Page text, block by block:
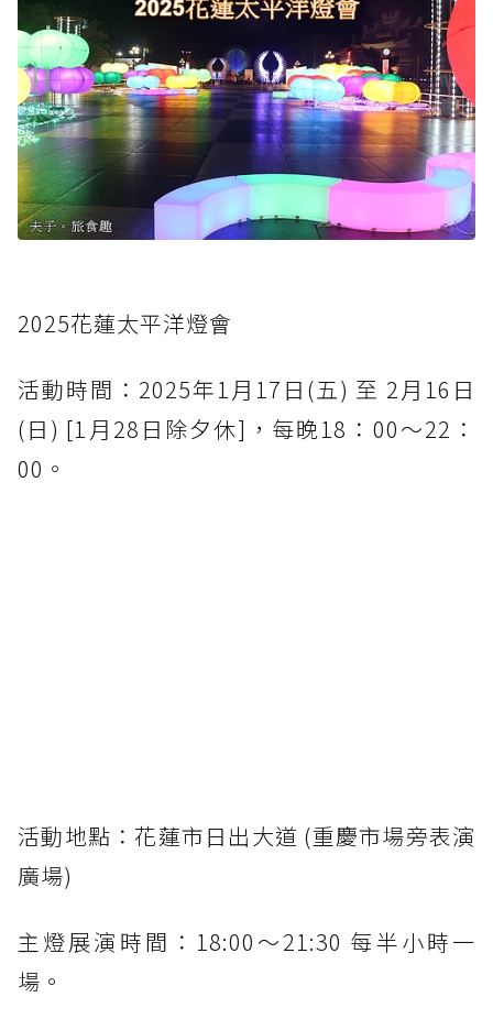
2025花蓮太平洋燈會
活動時間：2025年1月17日(五) 至 2月16日
(日) [1月28日除夕休]，每晚18：00～22：
00。
活動地點：花蓮市日出大道 (重慶市場旁表演
廣場)
主燈展演時間：18:00～21:30 每半小時一
場。